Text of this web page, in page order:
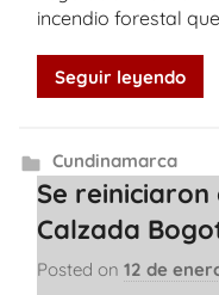
incendio forestal
Seguir leyendo
Cundinamarca
Se
Calzada
Posted on 12 de